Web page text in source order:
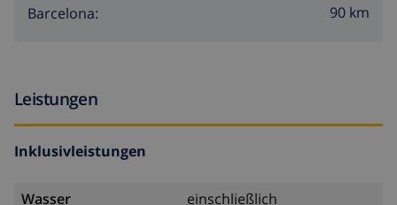
Barcelona:
90 km
Leistungen
Inklusivleistungen
Wasser
einschließlich